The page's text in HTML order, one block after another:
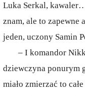
Luka Serkal,
znam, ale to zapewne
jeden, uczony Samin
– I komandor
dziewczyna ponurym
miało zmierzać to